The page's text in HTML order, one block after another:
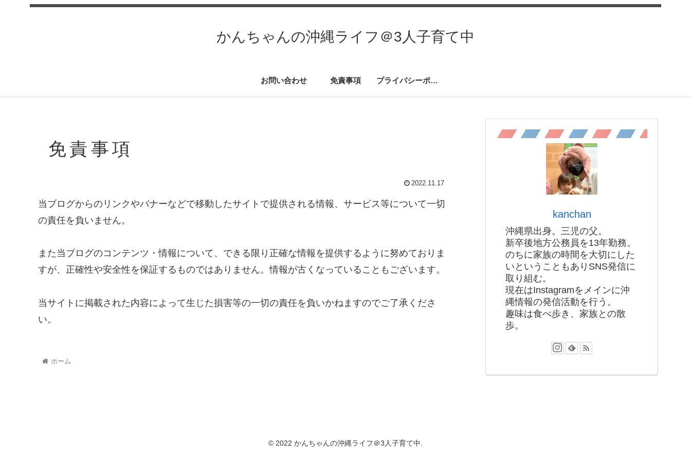
かんちゃんの沖縄ライフ＠3人子育て中
お問い合わせ 免責事項 プライバシーポリ
免責事項
2022.11.17
当ブログからのリンクやバナーなどで移動したサイトで提供される情報、サービス等について一切
の責任を負いません。
また当ブログのコンテンツ・情報について、できる限り正確な情報を提供するように努めておりま
すが、正確性や安全性を保証するものではありません。情報が古くなっていることもございます。
当サイトに掲載された内容によって生じた損害等の一切の責任を負いかねますのでご了承くださ
い。
ホーム
kanchan
沖縄県出身。三児の父。
新卒後地方公務員を13年勤務。
のちに家族の時間を大切にした
いということもありSNS発信に
取り組む。
現在はInstagramをメインに沖
縄情報の発信活動を行う。
趣味は食べ歩き、家族との散
歩。
© 2022 かんちゃんの沖縄ライフ＠3人子育て中.